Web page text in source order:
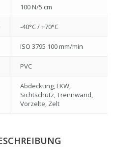
100 N/5 cm
-40°C / +70°C
ISO 3795 100 mm/min
PVC
Abdeckung, LKW,
Sichtschutz, Trennwand,
Vorzelte, Zelt